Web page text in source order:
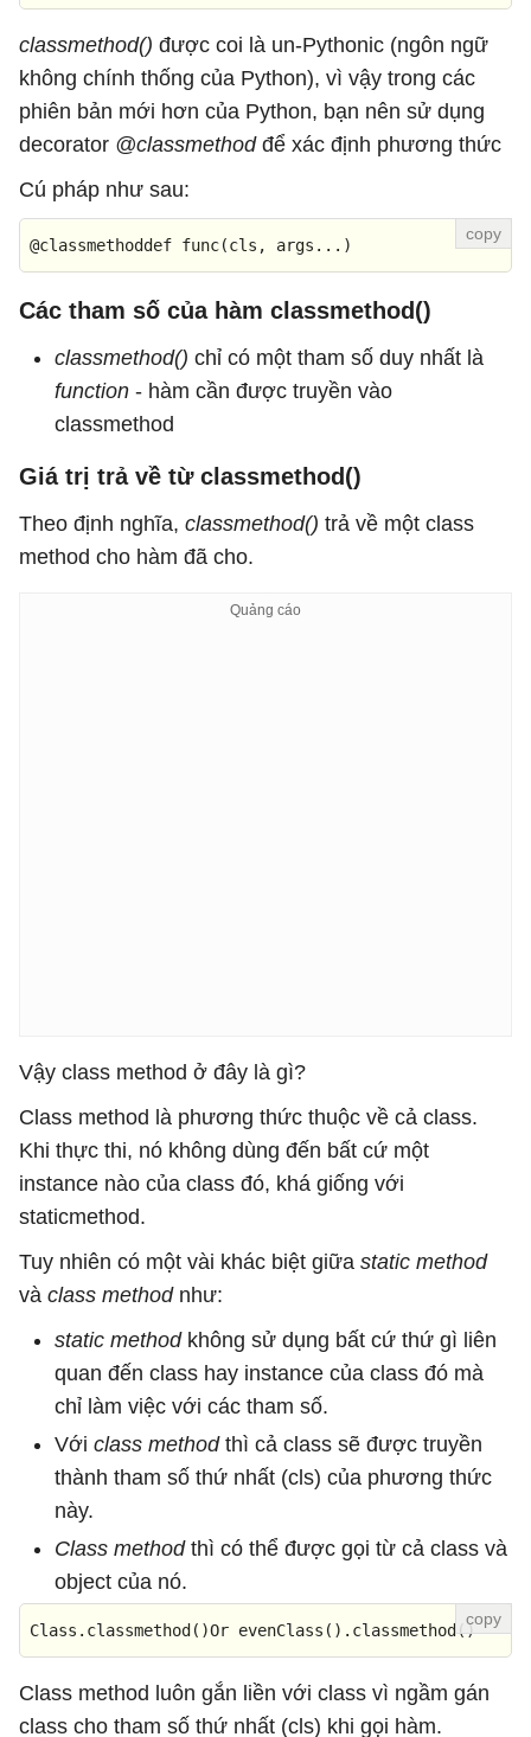
classmethod() được coi là un-Pythonic (ngôn ngữ
không chính thống của Python), vì vậy trong các
phiên bản mới hơn của Python, bạn nên sử dụng
decorator @classmethodđể xác định phương thức
Cú pháp như sau:
@classmethoddef func(cls, args... )
Các tham số của hàm classmethod()
classmethod() chỉ có một tham số duy nhất là
function - hàm cần được truyền vào
classmethod
Giá trị trả về từ classmethod()
Theo định nghĩa, classmethod() trả về một class
method cho hàm đã cho.
Vậy class method ở đây là gì?
Class method là phương thức thuộc về cả class.
Khi thực thi, nó không dùng đến bất cứ một
instance nào của class đó, khá giống với
staticmethod.
Tuy nhiên có một vài khác biệt giữa static method
và class methodnhư:
static methodkhông sử dụng bất cứ thứ gì liên
quan đến class hay instance của class đó mà
chỉ làm việc với các tham số.
Với class methodthì cả class sẽ được truyền
thành tham số thứ nhất (cls) của phương thức
này.
Class methodthì có thể được gọi từ cả class và
object của nó.
Class .classmethod ()Or evenClass () .classmethod()
Class method luôn gắn liền với class vì ngầm gán
class cho tham số thứ nhất (cls) khi gọi hàm.